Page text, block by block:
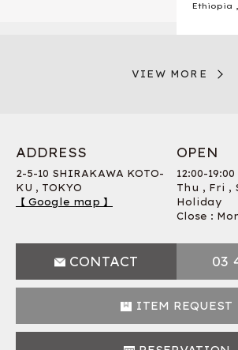
Ethiopia
VIEW MORE
ADDRESS
2-5-10 SHIRAKAWA KOTO-
KU , TOKYO
【 Google map 】
OPEN
12:00-19:00
Thu , Fri ,
Holiday
Close :
CONTACT 03
ITEM REQUEST